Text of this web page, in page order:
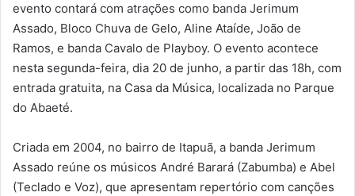
evento contará com atrações como banda Jerimum
Assado, Bloco Chuva de Gelo, Aline Ataíde, João de
Ramos, e banda Cavalo de Playboy. O evento acontece
nesta segunda-feira, dia 20 de junho, a partir das 18h, com
entrada gratuita, na Casa da Música, localizada no Parque
do Abaeté.
Criada em 2004, no bairro de Itapuã, a banda Jerimum
Assado reúne os músicos André Barará (Zabumba) e Abel
(Teclado e Voz), que apresentam repertório com canções